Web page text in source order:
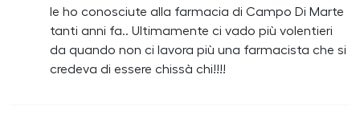
le ho conosciute alla farmacia di Campo Di Marte
tanti anni fa.. Ultimamente ci vado più volentieri
da quando non ci lavora più una farmacista che si
credeva di essere chissà chi!!!!